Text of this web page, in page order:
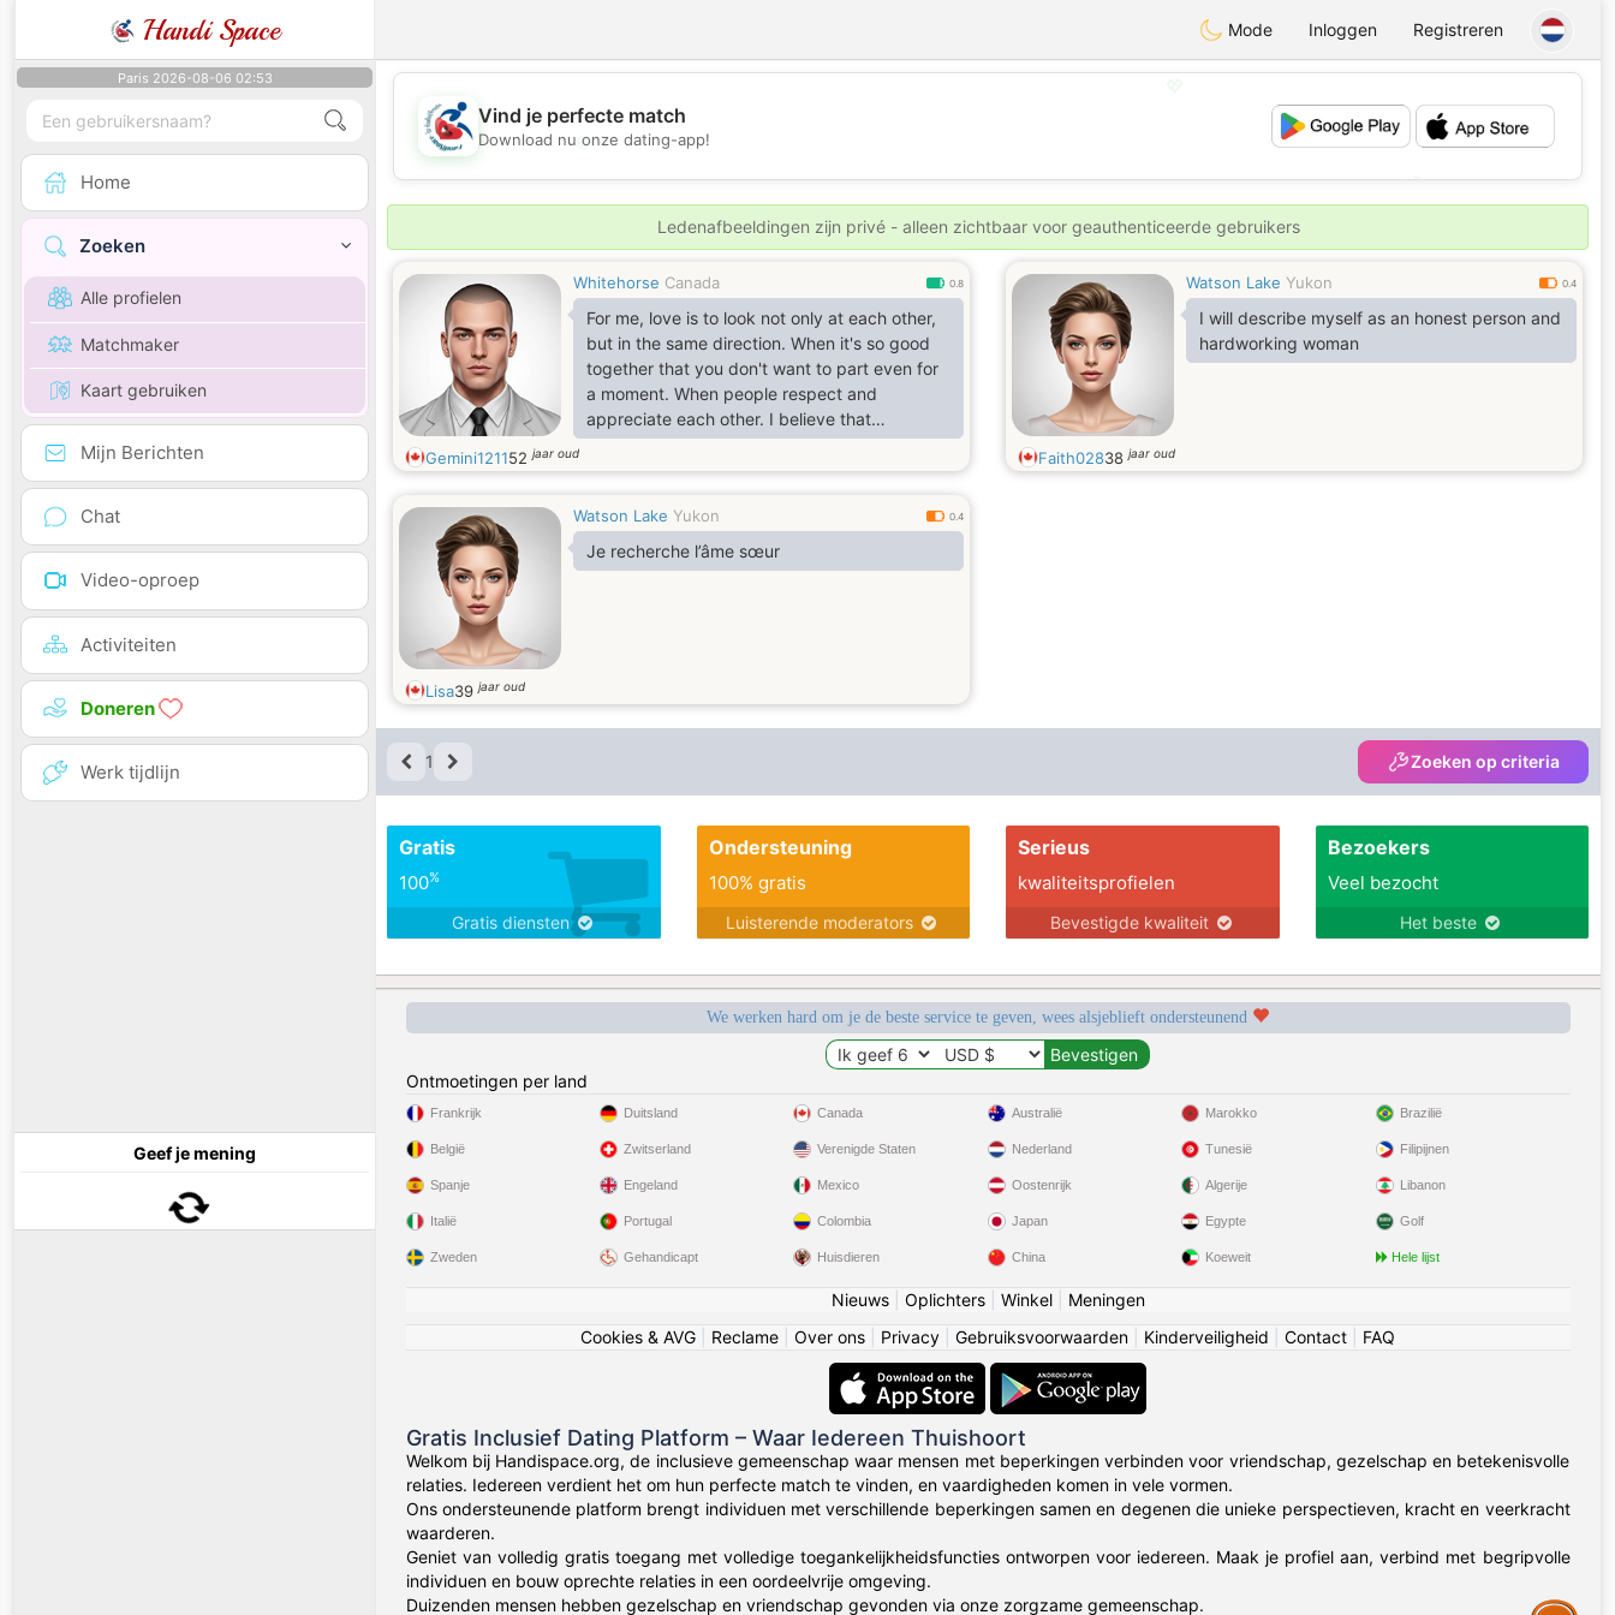
Handi Space Mode Inloggen Registreren
Paris 2026-08-06 02:53
Home
Zoeken
Alle profielen
Matchmaker
Kaart gebruiken
Mijn Berichten
Chat
Video-oproep
Activiteiten
Doneren
Werk tijdlijn
Geef je mening
💖
💕
Vind je perfecte match
Download nu onze dating-app!
Ledenafbeeldingen zijn privé - alleen zichtbaar voor geauthenticeerde gebruikers
Whitehorse Canada 0.8
For me, love is to look not only at each other,
but in the same direction. When it's so good
together that you don't want to part even for
a moment. When people respect and
appreciate each other. I believe that
somewhere in the world there is my woman,
the one and only one for all roles: my partner,
these lines now and smiling the most beautiful
smile in the world. Please, find me.
Gemini121152jaar oud
Watson Lake Yukon 0.4
I will describe myself as an honest person and
hardworking woman
Faith02838jaar oud
Watson Lake Yukon 0.4
Je recherche l’âme sœur
Lisa39jaar oud
1 Zoeken op criteria
Gratis
100%
Gratis diensten
Ondersteuning
100% gratis
Luisterende moderators
Serieus
kwaliteitsprofielen
Bevestigde kwaliteit
Bezoekers
Veel bezocht
Het beste
We werken hard om je de beste service te geven, wees alsjeblieft ondersteunend
Ontmoetingen per land
Frankrijk
België
Spanje
Italië
Zweden
Duitsland
Zwitserland
Engeland
Portugal
Gehandicapt
Canada
Verenigde Staten
Mexico
Colombia
Huisdieren
Australië
Nederland
Oostenrijk
Japan
China
Marokko
Tunesië
Algerije
Egypte
Koeweit
Brazilië
Filipijnen
Libanon
Golf
Hele lijst
Nieuws| Oplichters| Winkel| Meningen
Cookies & AVG
Reclame Over ons Privacy Gebruiksvoorwaarden Kinderveiligheid Contact FAQ
Gratis Inclusief Dating Platform – Waar Iedereen Thuishoort
Welkom bij Handispace.org, de inclusieve gemeenschap waar mensen met beperkingen verbinden voor vriendschap, gezelschap en betekenisvolle
relaties. Iedereen verdient het om hun perfecte match te vinden, en vaardigheden komen in vele vormen.
Ons ondersteunende platform brengt individuen met verschillende beperkingen samen en degenen die unieke perspectieven, kracht en veerkracht
waarderen.
Geniet van volledig gratis toegang met volledige toegankelijkheidsfuncties ontworpen voor iedereen. Maak je profiel aan, verbind met begripvolle
individuen en bouw oprechte relaties in een oordeelvrije omgeving.
Duizenden mensen hebben gezelschap en vriendschap gevonden via onze zorgzame gemeenschap.